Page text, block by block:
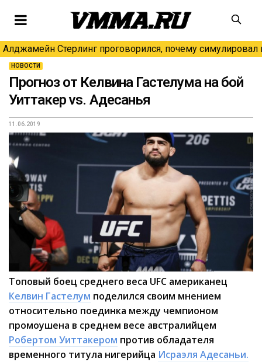
Алджамейн Стерлинг проговорился, почему симулировал
НОВОСТИ
Прогноз от Келвина Гастелума на бой
Уиттакер vs. Адесанья
11.06.2019
Топовый боец среднего веса UFC американец
Келвин Гастелум поделился своим мнением
относительно поединка между чемпионом
промоушена в среднем весе австралийцем
Робертом Уиттакером против обладателя
временного титула нигерийца Исраэля Адесаньи.